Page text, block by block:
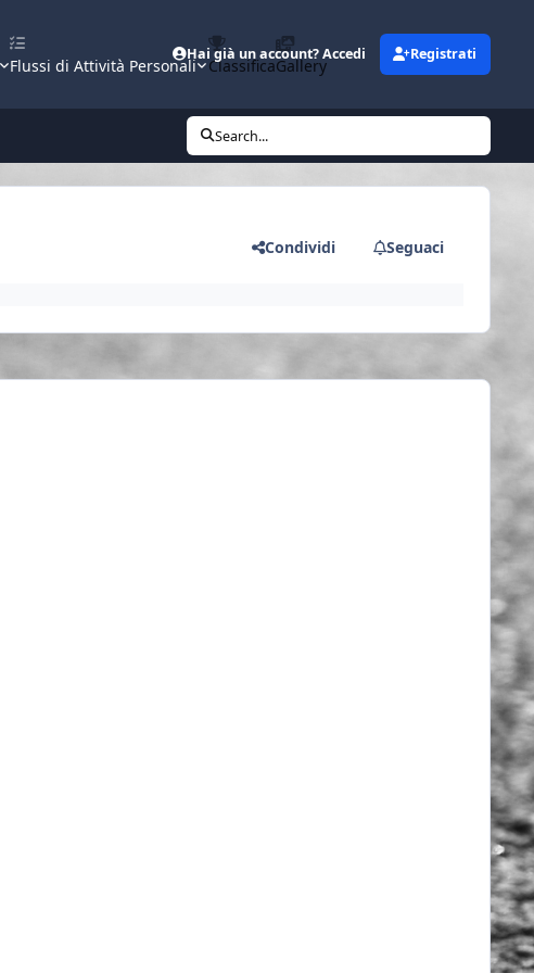
Flussi di Attività Personali ClassificaGallery
Hai già un account? Accedi Registrati
Search...
Condividi Seguaci